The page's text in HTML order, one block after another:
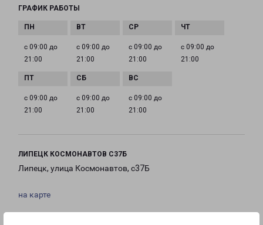
ГРАФИК РАБОТЫ
с 09:00 до
21:00
с 09:00 до
21:00
с 09:00 до
21:00
с 09:00 до
21:00
с 09:00 до
21:00
с 09:00 до
21:00
с 09:00 до
21:00
ЛИПЕЦК КОСМОНАВТОВ С37Б
Липецк, улица Космонавтов, с37Б
на карте